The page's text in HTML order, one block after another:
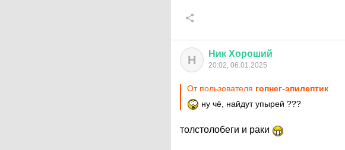
Н Ник Хороший
20:02, 06.01.2025
От пользователя гопнег-эпилептик
ну чё, найдут упырей ???
толстолобеги и раки